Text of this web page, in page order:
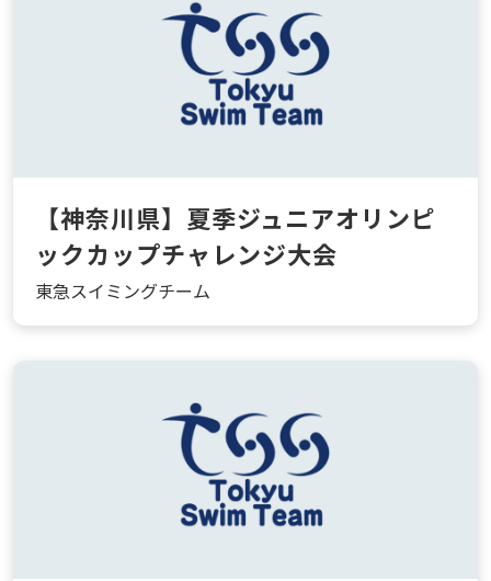
【神奈川県】夏季ジュニアオリンピ
ックカップチャレンジ大会
東急スイミングチーム